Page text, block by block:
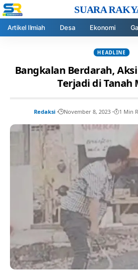
SUARA
Artikel Ilmiah Desa Ekonomi
HEADLINE
Bangkalan Berdarah,
Terjadi di Tanah
Redaksi November 8, 2023 1 Min